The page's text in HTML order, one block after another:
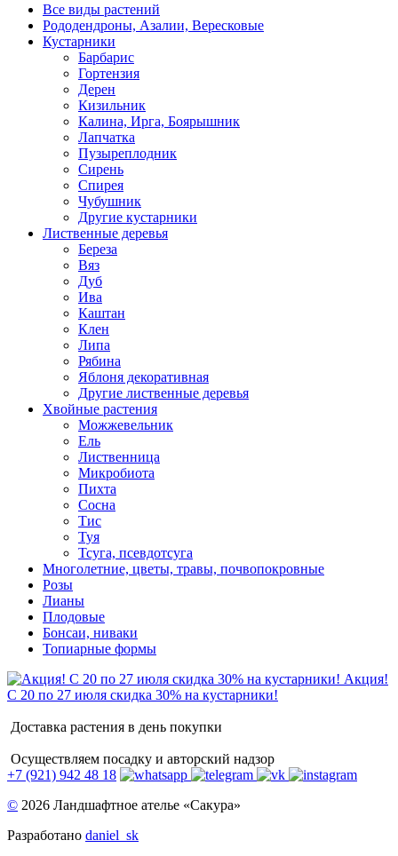
Все виды растений
Рододендроны, Азалии, Вересковые
Кустарники
Барбарис
Гортензия
Дерен
Кизильник
Калина, Ирга, Боярышник
Лапчатка
Пузыреплодник
Сирень
Спирея
Чубушник
Другие кустарники
Лиственные деревья
Береза
Вяз
Дуб
Ива
Каштан
Клен
Липа
Рябина
Яблоня декоративная
Другие лиственные деревья
Хвойные растения
Можжевельник
Ель
Лиственница
Микробиота
Пихта
Сосна
Тис
Туя
Тсуга, псевдотсуга
Многолетние, цветы, травы, почвопокровные
Розы
Лианы
Плодовые
Бонсаи, ниваки
Топиарные формы
Акция!
С 20 по 27 июля скидка 30% на кустарники!
Доставка растения в день покупки
Осуществляем посадку и авторский надзор
+7 (921) 942 48 18
© 2026 Ландшафтное ателье «Сакура»
Разработано daniel_sk